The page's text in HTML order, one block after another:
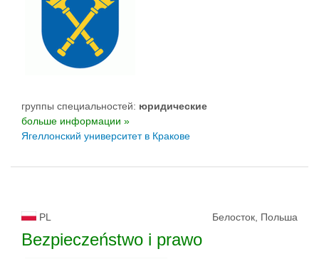
группы специальностей: юридические
больше информации »
Ягеллонский университет в Кракове
PL Белосток, Польша
Bezpieczeństwo i prawo